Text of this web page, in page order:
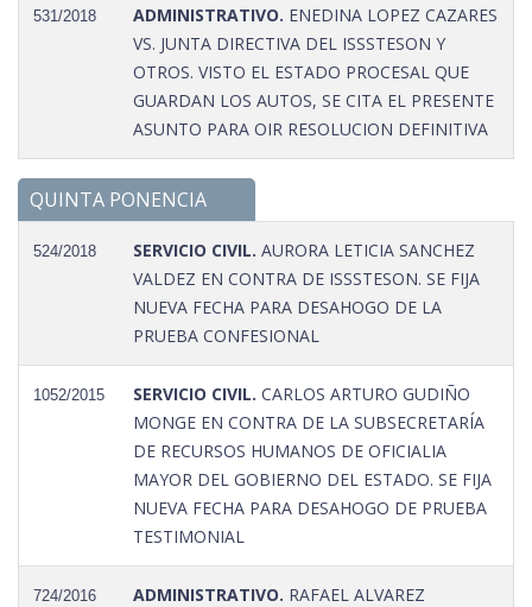
531/2018 ADMINISTRATIVO. ENEDINA LOPEZ CAZARES
VS. JUNTA DIRECTIVA DEL ISSSTESON Y
OTROS. VISTO EL ESTADO PROCESAL QUE
GUARDAN LOS AUTOS, SE CITA EL PRESENTE
ASUNTO PARA OIR RESOLUCION DEFINITIVA
QUINTA PONENCIA
524/2018 SERVICIO CIVIL. AURORA LETICIA SANCHEZ
VALDEZ EN CONTRA DE ISSSTESON. SE FIJA
NUEVA FECHA PARA DESAHOGO DE LA
PRUEBA CONFESIONAL
1052/2015 SERVICIO CIVIL. CARLOS ARTURO GUDIÑO
MONGE EN CONTRA DE LA SUBSECRETARÍA
DE RECURSOS HUMANOS DE OFICIALIA
MAYOR DEL GOBIERNO DEL ESTADO. SE FIJA
NUEVA FECHA PARA DESAHOGO DE PRUEBA
TESTIMONIAL
724/2016 ADMINISTRATIVO. RAFAEL ALVAREZ